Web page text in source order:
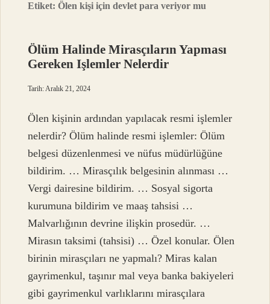
Etiket:Ölen kişi için devlet para veriyor mu
Ölüm Halinde Mirasçıların Yapması
Gereken Işlemler Nelerdir
Tarih: Aralık 21, 2024
Ölen kişinin ardından yapılacak resmi işlemler
nelerdir? Ölüm halinde resmi işlemler: Ölüm
belgesi düzenlenmesi ve nüfus müdürlüğüne
bildirim. … Mirasçılık belgesinin alınması …
Vergi dairesine bildirim. … Sosyal sigorta
kurumuna bildirim ve maaş tahsisi …
Malvarlığının devrine ilişkin prosedür. …
Mirasın taksimi (tahsisi) … Özel konular. Ölen
birinin mirasçıları ne yapmalı? Miras kalan
gayrimenkul, taşınır mal veya banka bakiyeleri
gibi gayrimenkul varlıklarını mirasçılara